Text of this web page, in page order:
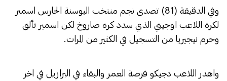
وفي الدقيقة (81) تصدى نجم منتخب البوسنة الحارس اسمير
لكرة اللاعب اوجيني الذي سدد كرة صاروخ لكن اسمير تألق
وحرم نيجيريا من التسجيل في الكثير من المرات.
واهدر اللاعب دجيكو فرصة العمر والبقاء في البرازيل في اخر